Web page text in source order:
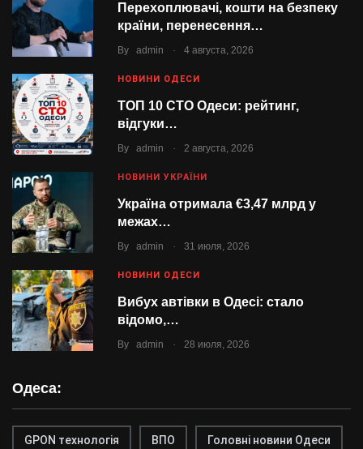
Перехоплювачі, кошти на безпеку
країни, перенесення…
By admin . 4 августа, 2026
НОВИНИ ОДЕСИ
ТОП 10 СТО Одеси: рейтинг,
відгуки…
By admin . 2 августа, 2026
НОВИНИ УКРАЇНИ
Україна отримала €3,47 млрд у
межах…
By admin . 31 июля, 2026
НОВИНИ ОДЕСИ
Вибух автівки в Одесі: стало
відомо,…
By admin . 28 июля, 2026
Одеса:
GPON технологія ВПО Головні новини Одеси